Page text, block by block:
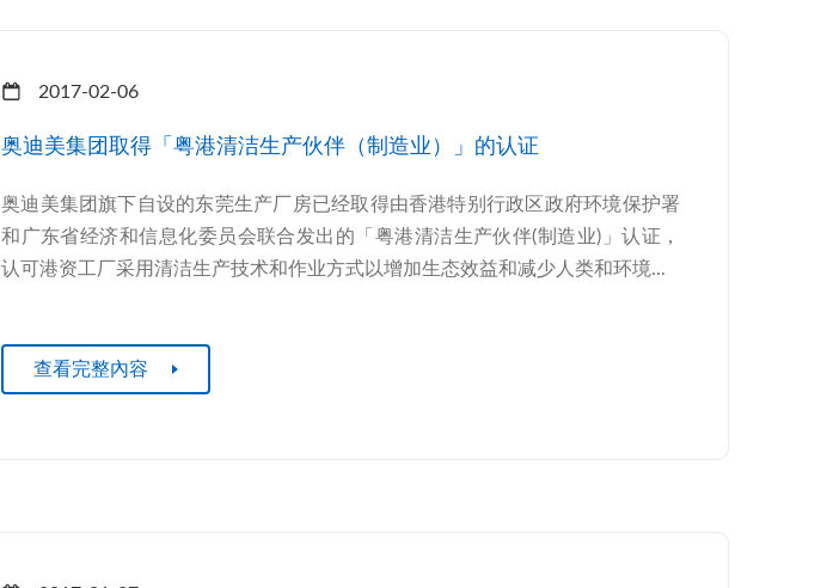
2017-02-06
奥迪美集团取得「粤港清洁生产伙伴（制造业）」的认证
奥迪美集团旗下自设的东莞生产厂房已经取得由香港特别行政区政府环境保护署
和广东省经济和信息化委员会联合发出的「粤港清洁生产伙伴(制造业)」认证，
认可港资工厂采用清洁生产技术和作业方式以增加生态效益和减少人类和环境...
查看完整內容